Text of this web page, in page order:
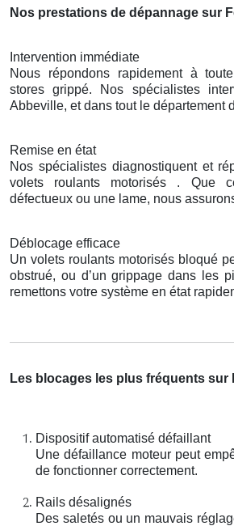
Nos prestations de dépannage sur
Intervention immédiate
Nous répondons rapidement à
stores grippé. Nos spécialistes
Abbeville, et dans tout le département
Remise en état
Nos spécialistes diagnostiquent et
volets roulants motorisés . Que
défectueux ou une lame, nous
Déblocage efficace
Un volets roulants motorisés bloqué
obstrué, ou d’un grippage dans les
remettons votre système en état
Les blocages les plus fréquents sur
Dispositif automatisé défaillant
Une défaillance moteur peut
de fonctionner correctement.
Rails désalignés
Des saletés ou un mauvais